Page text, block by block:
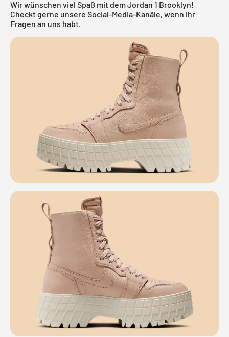
Wir wünschen viel Spaß mit dem Jordan 1 Brooklyn!
Checkt gerne unsere Social-Media-Kanäle, wenn ihr
Fragen an uns habt.